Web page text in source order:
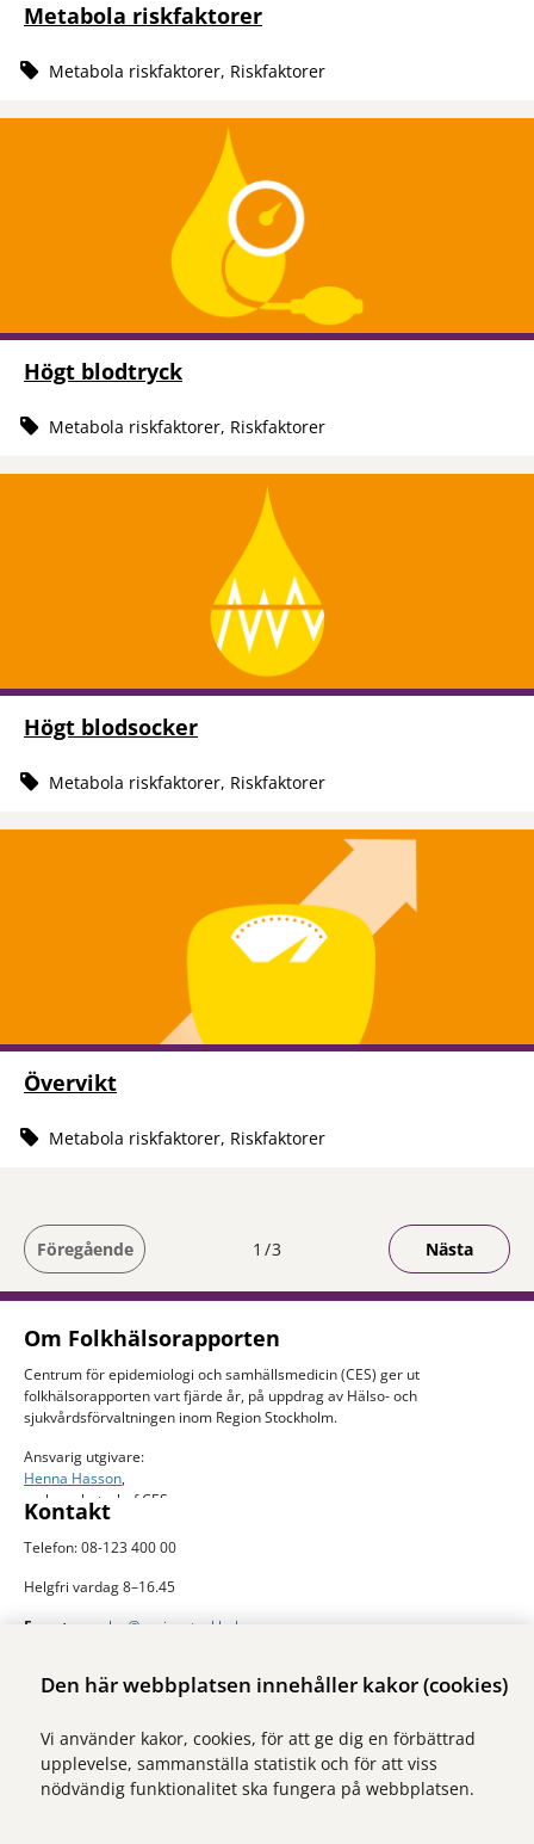
Den här webbplatsen innehåller kakor (cookies)
Vi använder kakor, cookies, för att ge dig en förbättrad
upplevelse, sammanställa statistik och för att viss
nödvändig funktionalitet ska fungera på webbplatsen.
Metabola riskfaktorer
Metabola riskfaktorer, Riskfaktorer
Högt blodtryck
Metabola riskfaktorer, Riskfaktorer
Högt blodsocker
Metabola riskfaktorer, Riskfaktorer
Övervikt
Metabola riskfaktorer, Riskfaktorer
Föregående Du är på sida
1 3 Nästa
Om Folkhälsorapporten
Centrum för epidemiologi och samhällsmedicin (CES) ger ut
folkhälsorapporten vart fjärde år, på uppdrag av Hälso- och
sjukvårdsförvaltningen inom Region Stockholm.
Ansvarig utgivare:
Henna Hasson,
verksamhetschef CES
Kontakt
Telefon: 08-123 400 00
Helgfri vardag 8–16.45
E-post:
ces.slso@regionstockholm.se
Mer folkhälsodata
Stockholms län. Sidan drivs av Centrum för epidemiologi och
samhällsmedicin inom Region Stockholm.
Besök webbplatsen